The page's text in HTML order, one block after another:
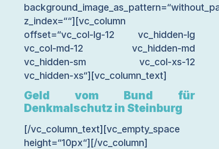
z_index=““][vc_column
offset=“vc_col-lg-12 vc_hidden-lg
vc_col-md-12 vc_hidden-md
vc_hidden-sm vc_col-xs-12
vc_hidden-xs“][vc_column_text]
Geld vom Bund für
Denkmalschutz in Steinburg
[/vc_column_text][vc_empty_space
height=“10px“][/vc_column]